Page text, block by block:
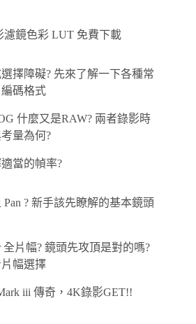
濾鏡色彩 LUT 免費下載
擇障礙? 先來了解一下各種常
碼格式
什麼又是RAW? 兩者錄影時
量為何?
當的幀率?
Pan ? 新手該先瞭解的基本鏡頭
全片幅? 鏡頭先攻頂是對的嗎?
幅選擇
iii 傳奇，4K錄影GET!!